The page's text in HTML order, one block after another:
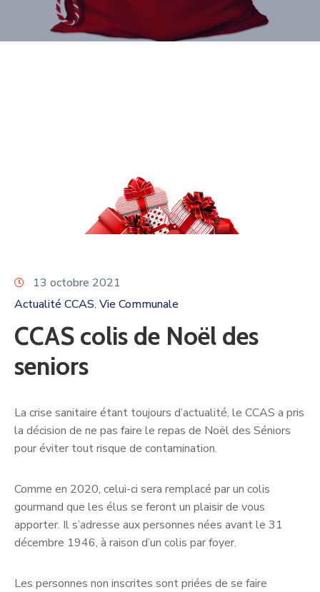
13 octobre 2021
Actualité CCAS‚ Vie Communale
CCAS colis de Noël des
seniors
La crise sanitaire étant toujours d’actualité, le CCAS a pris
la décision de ne pas faire le repas de Noël des Séniors
pour éviter tout risque de contamination.
Comme en 2020, celui-ci sera remplacé par un colis
gourmand que les élus se feront un plaisir de vous
apporter. Il s’adresse aux personnes nées avant le 31
décembre 1946, à raison d’un colis par foyer.
Les personnes non inscrites sont priées de se faire